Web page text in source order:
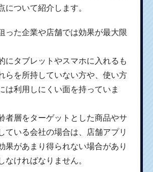
について紹介します。
った企業や店舗では効果が最大限
にタブレットやスマホに入れるも
らを所持していない方や、使い方
は利用しにくい面を持っていま
者層をターゲットとした商品やサ
ている会社の場合は、店舗アプリ
果があまり得られない場合があり
なければなりません。